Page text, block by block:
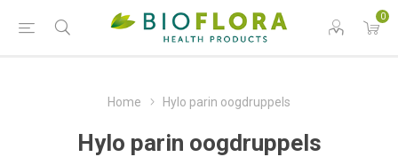
0
Home Hylo parin oogdruppels
Hylo parin oogdruppels